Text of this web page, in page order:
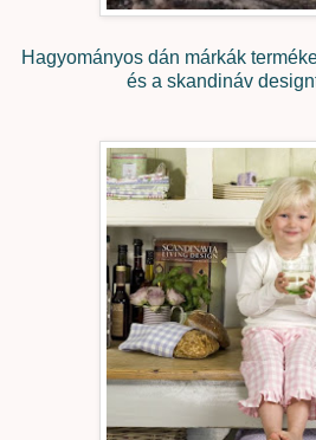
Hagyományos dán márkák
és a skandináv